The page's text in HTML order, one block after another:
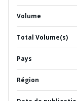
Volume
Total Volume(s)
Pays
Région